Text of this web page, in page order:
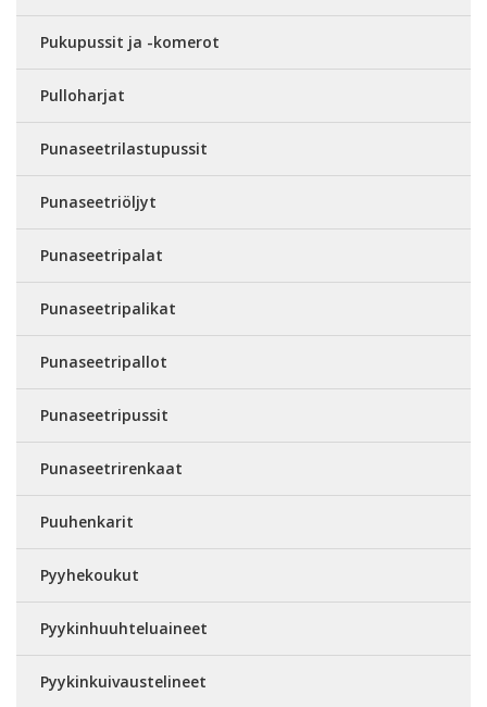
Pukupussit ja -komerot
Pulloharjat
Punaseetrilastupussit
Punaseetriöljyt
Punaseetripalat
Punaseetripalikat
Punaseetripallot
Punaseetripussit
Punaseetrirenkaat
Puuhenkarit
Pyyhekoukut
Pyykinhuuhteluaineet
Pyykinkuivaustelineet